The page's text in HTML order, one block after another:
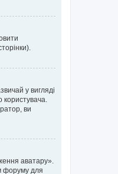
у вигляді
ви
аватару».
форуму для